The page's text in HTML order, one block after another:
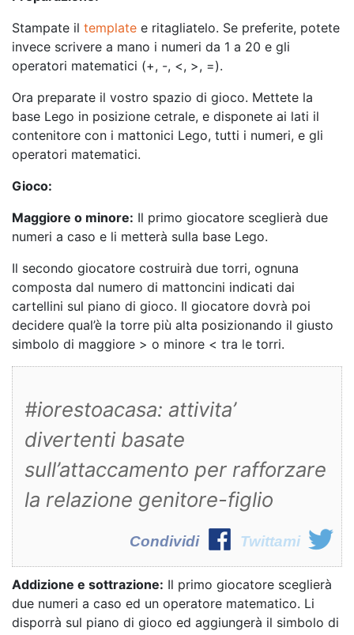
Stampate il template e ritagliatelo. Se preferite, potete
invece scrivere a mano i numeri da 1 a 20 e gli
operatori matematici (+, -, <, >, =).
Ora preparate il vostro spazio di gioco. Mettete la
base Lego in posizione cetrale, e disponete ai lati il
contenitore con i mattonici Lego, tutti i numeri, e gli
operatori matematici.
Gioco:
Maggiore o minore: Il primo giocatore sceglierà due
numeri a caso e li metterà sulla base Lego.
Il secondo giocatore costruirà due torri, ognuna
composta dal numero di mattoncini indicati dai
cartellini sul piano di gioco. Il giocatore dovrà poi
decidere qual’è la torre più alta posizionando il giusto
simbolo di maggiore > o minore < tra le torri.
#iorestoacasa: attivita’
divertenti basate
sull’attaccamento per rafforzare
la relazione genitore-figlio
Twittami
Condividi
Addizione e sottrazione: Il primo giocatore sceglierà
due numeri a caso ed un operatore matematico. Li
disporrà sul piano di gioco ed aggiungerà il simbolo di